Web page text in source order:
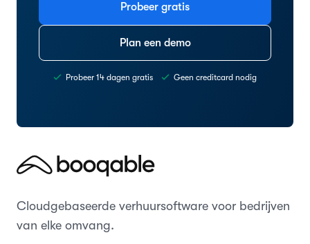
Probeer gratis
Plan een demo
Probeer 14 dagen gratis Geen creditcard nodig
Cloudgebaseerde verhuursoftware voor bedrijven
van elke omvang.